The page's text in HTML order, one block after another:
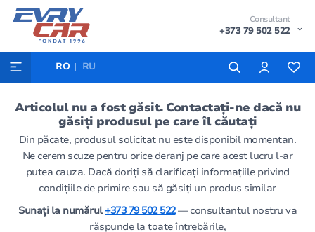
Consultant
+373 79 502 522
RO RU
Articolul nu a fost găsit. Contactați-ne dacă nu
găsiți produsul pe care îl căutați
Din păcate, produsul solicitat nu este disponibil momentan.
Ne cerem scuze pentru orice deranj pe care acest lucru l-ar
putea cauza. Dacă doriți să clarificați informațiile privind
condițiile de primire sau să găsiți un produs similar
Sunați la numărul+373 79 502 522— consultantul nostru va
răspunde la toate întrebările,